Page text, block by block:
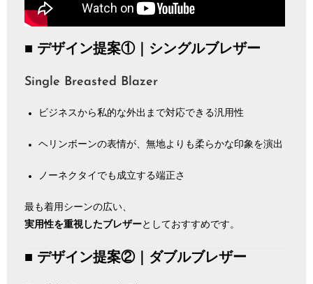
■ デザイン提案①｜シングルブレザー
Single Breasted Blazer
ビジネスから私的な外出まで対応できる汎用性
ヘリンボーンの表情が、無地よりも柔らかな印象を演出
ノーネクタイでも成立する端正さ
最も着用シーンの広い、
実用性を重視したブレザーとしておすすめです。
■ デザイン提案②｜ダブルブレザー